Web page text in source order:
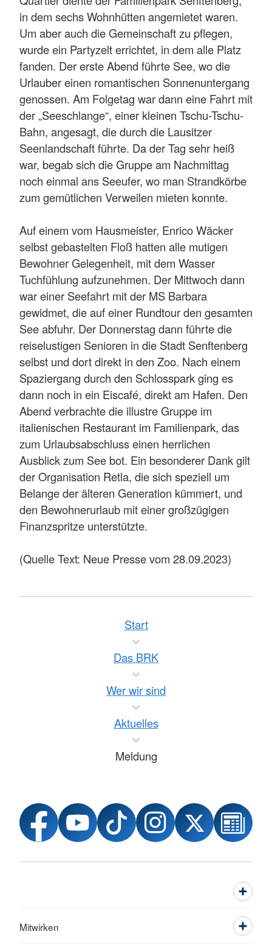
in dem sechs Wohnhütten angemietet waren.
Um aber auch die Gemeinschaft zu pflegen,
wurde ein Partyzelt errichtet, in dem alle Platz
fanden. Der erste Abend führte See, wo die
Urlauber einen romantischen Sonnenuntergang
genossen. Am Folgetag war dann eine Fahrt mit
der „Seeschlange“, einer kleinen Tschu-Tschu-
Bahn, angesagt, die durch die Lausitzer
Seenlandschaft führte. Da der Tag sehr heiß
war, begab sich die Gruppe am Nachmittag
noch einmal ans Seeufer, wo man Strandkörbe
zum gemütlichen Verweilen mieten konnte.
Auf einem vom Hausmeister, Enrico Wäcker
selbst gebastelten Floß hatten alle mutigen
Bewohner Gelegenheit, mit dem Wasser
Tuchfühlung aufzunehmen. Der Mittwoch dann
war einer Seefahrt mit der MS Barbara
gewidmet, die auf einer Rundtour den gesamten
See abfuhr. Der Donnerstag dann führte die
reiselustigen Senioren in die Stadt Senftenberg
selbst und dort direkt in den Zoo. Nach einem
Spaziergang durch den Schlosspark ging es
dann noch in ein Eiscafé, direkt am Hafen. Den
Abend verbrachte die illustre Gruppe im
italienischen Restaurant im Familienpark, das
zum Urlaubsabschluss einen herrlichen
Ausblick zum See bot. Ein besonderer Dank gilt
der Organisation Retla, die sich speziell um
Belange der älteren Generation kümmert, und
den Bewohnerurlaub mit einer großzügigen
Finanzspritze unterstützte.
(Quelle Text: Neue Presse vom 28.09.2023)
Start
Das BRK
Wer wir sind
Aktuelles
Meldung
Mitwirken